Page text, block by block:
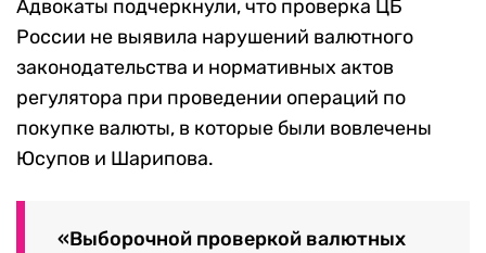
Адвокаты подчеркнули, что проверка ЦБ
России не выявила нарушений валютного
законодательства и нормативных актов
регулятора при проведении операций по
покупке валюты, в которые были вовлечены
Юсупов и Шарипова.
«Выборочной проверкой валютных